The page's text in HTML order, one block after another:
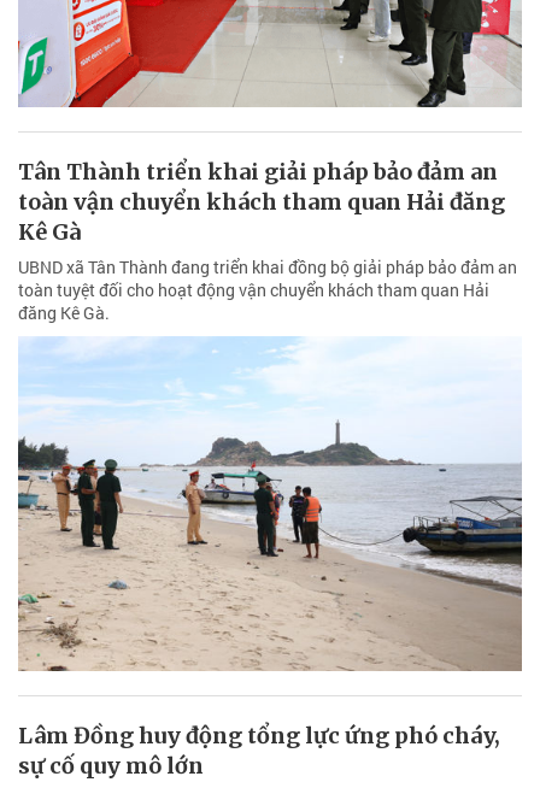
Tân Thành triển khai giải pháp bảo đảm an
toàn vận chuyển khách tham quan Hải đăng
Kê Gà
UBND xã Tân Thành đang triển khai đồng bộ giải pháp bảo đảm an
toàn tuyệt đối cho hoạt động vận chuyển khách tham quan Hải
đăng Kê Gà.
Lâm Đồng huy động tổng lực ứng phó cháy,
sự cố quy mô lớn